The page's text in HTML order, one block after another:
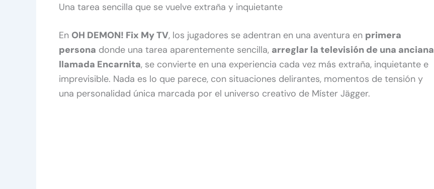
Una tarea sencilla que se vuelve extraña y inquietante
En OH DEMON! Fix My TV, los jugadores se adentran en una aventura en primera
persona donde una tarea aparentemente sencilla, arreglar la televisión de una anciana
llamada Encarnita, se convierte en una experiencia cada vez más extraña, inquietante e
imprevisible. Nada es lo que parece, con situaciones delirantes, momentos de tensión y
una personalidad única marcada por el universo creativo de Míster Jägger.